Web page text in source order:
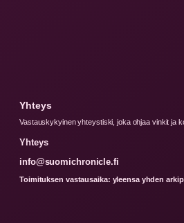
Yhteys
Vastauskykyinen yhteystiski, joka ohjaa vinkit ja
Yhteys
info@suomichronicle.fi
Toimituksen vastausaika: yleensa yhden